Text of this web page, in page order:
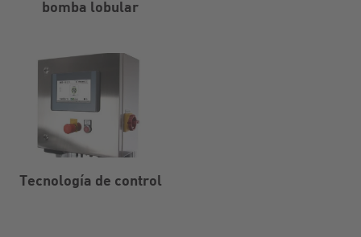
bomba lobular
Tecnología de control